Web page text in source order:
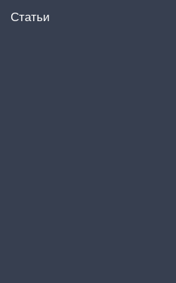
Статьи